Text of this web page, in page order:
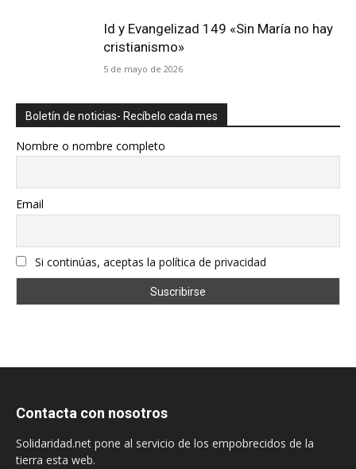
Id y Evangelizad 149 «Sin María no hay
cristianismo»
5 de mayo de 2026
Boletín de noticias- Recíbelo cada mes
Nombre o nombre completo
Email
Si continúas, aceptas la política de privacidad
Contacta con nosotros
Solidaridad.net pone al servicio de los empobrecidos de la
tierra esta web.